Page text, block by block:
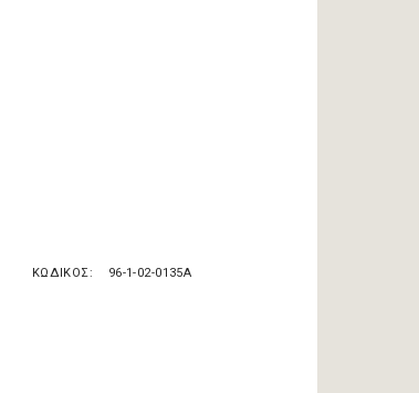
ΚΩΔΙΚΟΣ 96-1-02-0135A